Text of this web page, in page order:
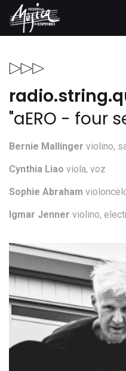
"aERO - four
Bernie Mallinger violino,
Cynthia Liao viola, voz
Sophie Abraham
Igmar Jenner violino,